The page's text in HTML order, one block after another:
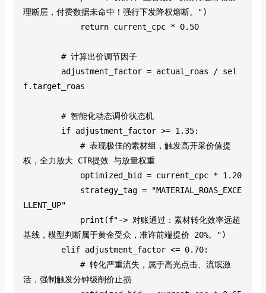
理断层，付费数据未命中！强行下发降权熔断。")
return current_cpc * 0.50
# 计算出价调节因子
f.target_roas
# 智能化动态调价状态机
if adjustment_factor >= 1.35:
权，全力放大 CTR提效 与放量权重
optimized_bid = current_cpc * 1.20
LLENT_UP"
基线，模型判断属于黄金受众，准许前端提价 20%。")
elif adjustment_factor <= 0.70:
活，强制触发分钟级削价止损